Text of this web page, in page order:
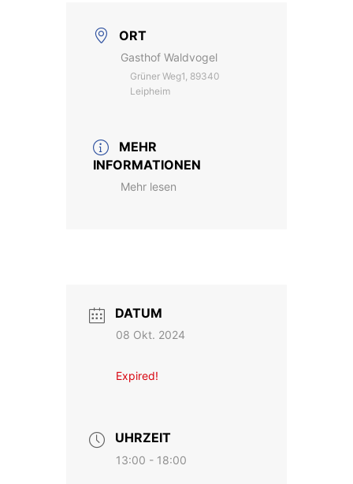
ORT
Gasthof Waldvogel
Grüner Weg1, 89340
Leipheim
MEHR
INFORMATIONEN
Mehr lesen
DATUM
08 Okt. 2024
Expired!
UHRZEIT
13:00 - 18:00